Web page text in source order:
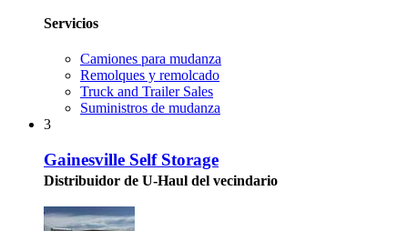
Servicios
Camiones para mudanza
Remolques y remolcado
Truck and Trailer Sales
Suministros de mudanza
3
Gainesville Self Storage
Distribuidor de U-Haul del vecindario